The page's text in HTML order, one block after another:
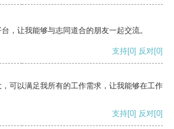
，让我能够与志同道合的朋友一起交流。
支持[0] 反对[0]
可以满足我所有的工作需求，让我能够在工作
支持[0] 反对[0]